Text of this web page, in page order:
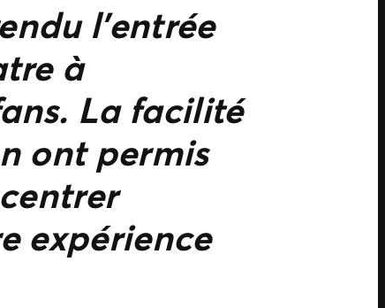
l’entrée
à
La facilité
ont permis
expérience